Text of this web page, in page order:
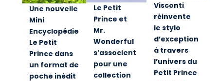
Une nouvelle
Mini
Encyclopédie
Le Petit
Prince dans
un format de
poche inédit
Le Petit
Prince et
Mr.
Wonderful
s’associent
pour une
collection
Visconti
réinvente
le stylo
d’exception
à travers
l’univers du
Petit Prince